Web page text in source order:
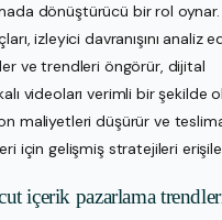
dönüştürücü bir rol oynar.
izleyici davranışını analiz
ve trendleri öngörür, dijital
videoları verimli bir şekilde
maliyetleri düşürür ve
için gelişmiş stratejileri
içerik pazarlama